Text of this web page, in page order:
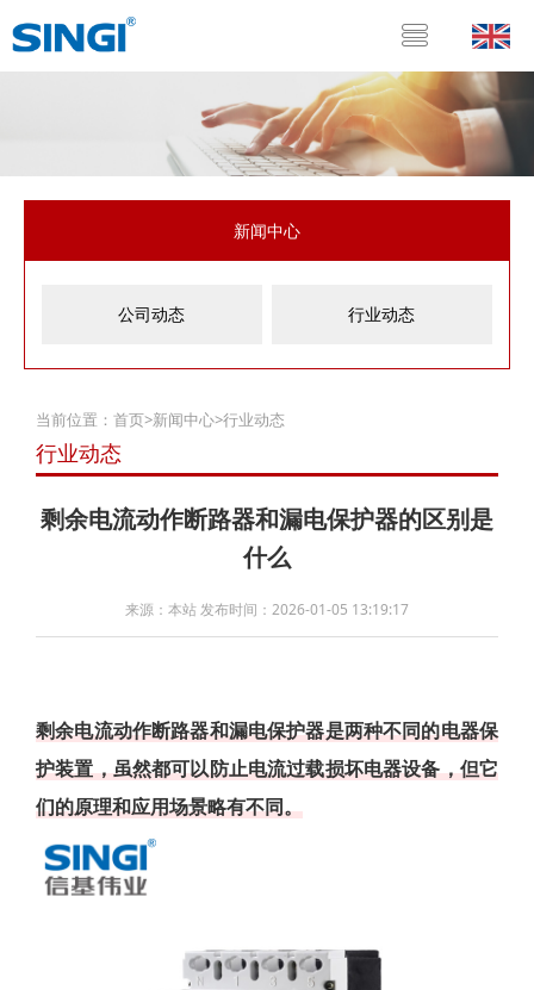
新闻中心
公司动态 行业动态
当前位置： 首页>新闻中心>行业动态
行业动态
剩余电流动作断路器和漏电保护器的区别是
什么
来源：本站 发布时间：2026-01-05 13:19:17
剩余电流动作断路器和漏电保护器是两种不同的电器保
护装置，虽然都可以防止电流过载损坏电器设备，但它
们的原理和应用场景略有不同。